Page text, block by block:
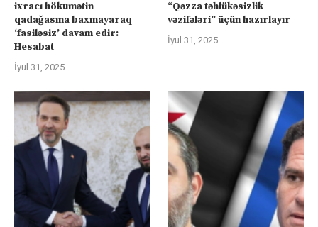
ixracı hökumətin
qadağasına baxmayaraq
‘fasiləsiz’ davam edir:
Hesabat
İyul 31, 2025
“Qəzza təhlükəsizlik
vəzifələri” üçün hazırlayır
İyul 31, 2025